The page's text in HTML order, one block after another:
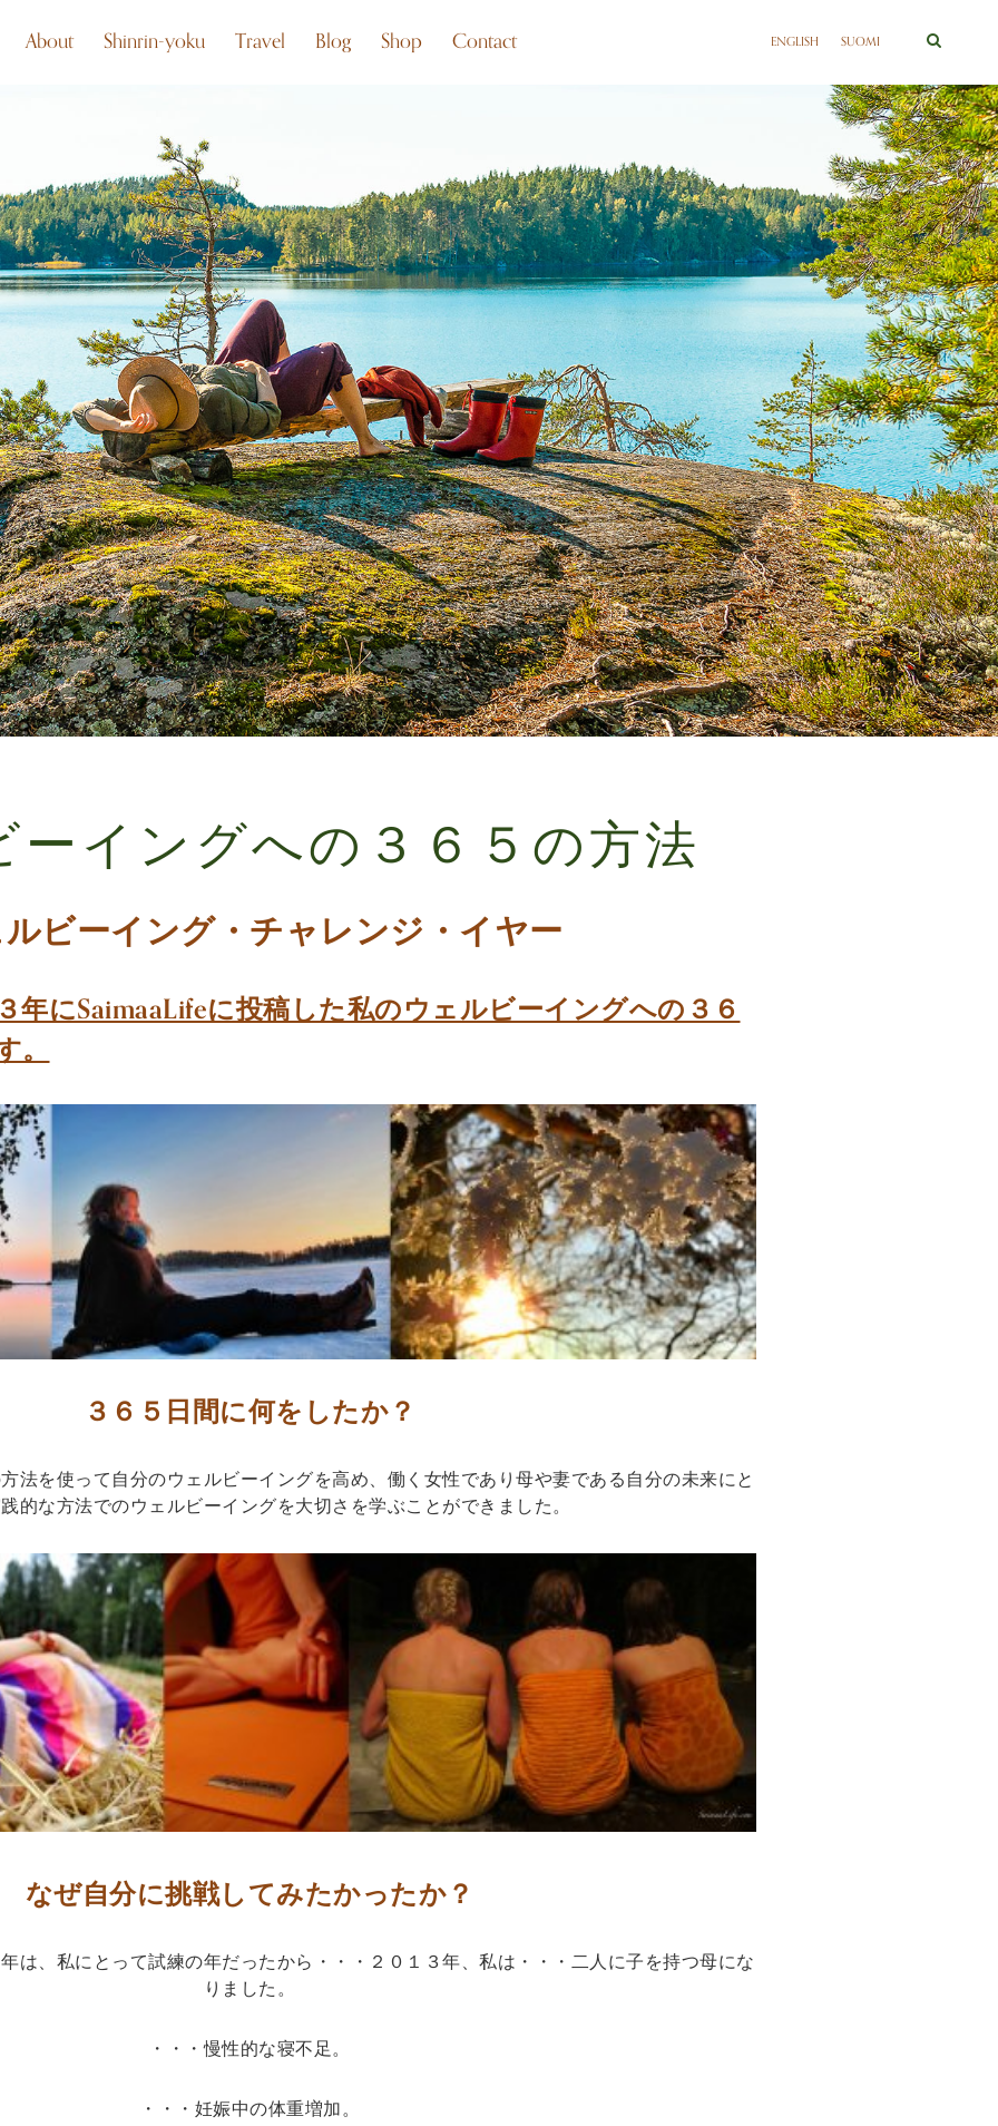
About Shinrin-yoku Travel Blog Shop Contact ENGLISH SUOMI
ーイングへの３６５の方法
ビーイング・チャレンジ・イヤー
年にSaimaaLifeに投稿した私のウェルビーイングへの３６
。
３６５日間に何をしたか？
法を使って自分のウェルビーイングを高め、働く女性であり母や妻である自分の未来にと
的な方法でのウェルビーイングを大切さを学ぶことができました。
なぜ自分に挑戦してみたかったか？
は、私にとって試練の年だったから・・・２０１３年、私は・・・二人に子を持つ母にな
りました。
・・・慢性的な寝不足。
・・・妊娠中の体重増加。